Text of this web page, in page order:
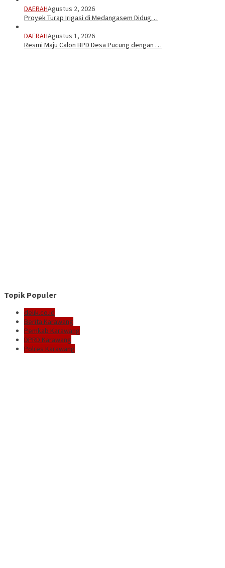
DAERAHAgustus 2, 2026
Proyek Turap Irigasi di Medangasem Didug…
DAERAHAgustus 1, 2026
Resmi Maju Calon BPD Desa Pucung dengan …
Topik Populer
delik.co.id
Berita Karawang
Pemkab Karawang
DPRD Karawang
Polres Karawang